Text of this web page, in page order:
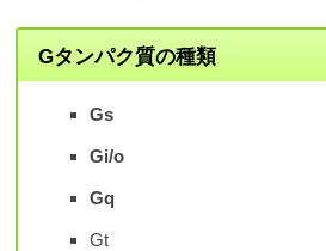
Gタンパク質の種類
Gs
Gi/o
Gq
Gt